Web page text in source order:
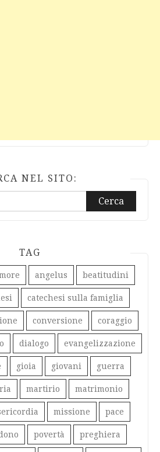
NEL SITO:
TAG
angelus beatitudini
catechesi sulla famiglia
conversione coraggio
dialogo evangelizzazione
gioia giovani guerra
martirio matrimonio
missione pace
povertà preghiera